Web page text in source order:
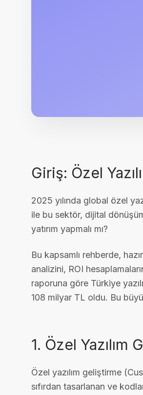
Giriş: Özel
2025 yılında global özel
ile bu sektör, dijital
yatırım yapmalı mı?
Bu kapsamlı rehberde,
analizini, ROI
raporuna göre Türkiye
108 milyar TL oldu. Bu
1. Özel Yazılım
Özel yazılım geliştirme
sıfırdan tasarlanan ve